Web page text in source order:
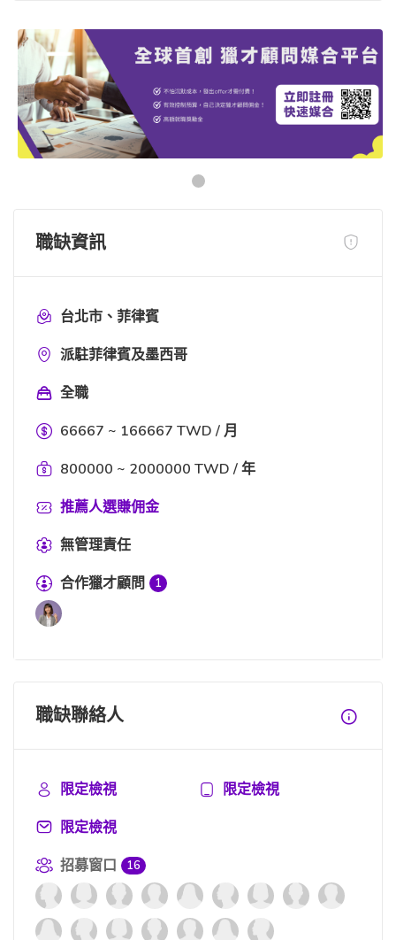
職缺資訊
台北市、菲律賓
派駐菲律賓及墨西哥
全職
66667 ~ 166667 TWD / 月
800000 ~ 2000000 TWD / 年
推薦人選賺佣金
無管理責任
合作獵才顧問
1
職缺聯絡人
限定檢視
限定檢視
限定檢視
招募窗口
16